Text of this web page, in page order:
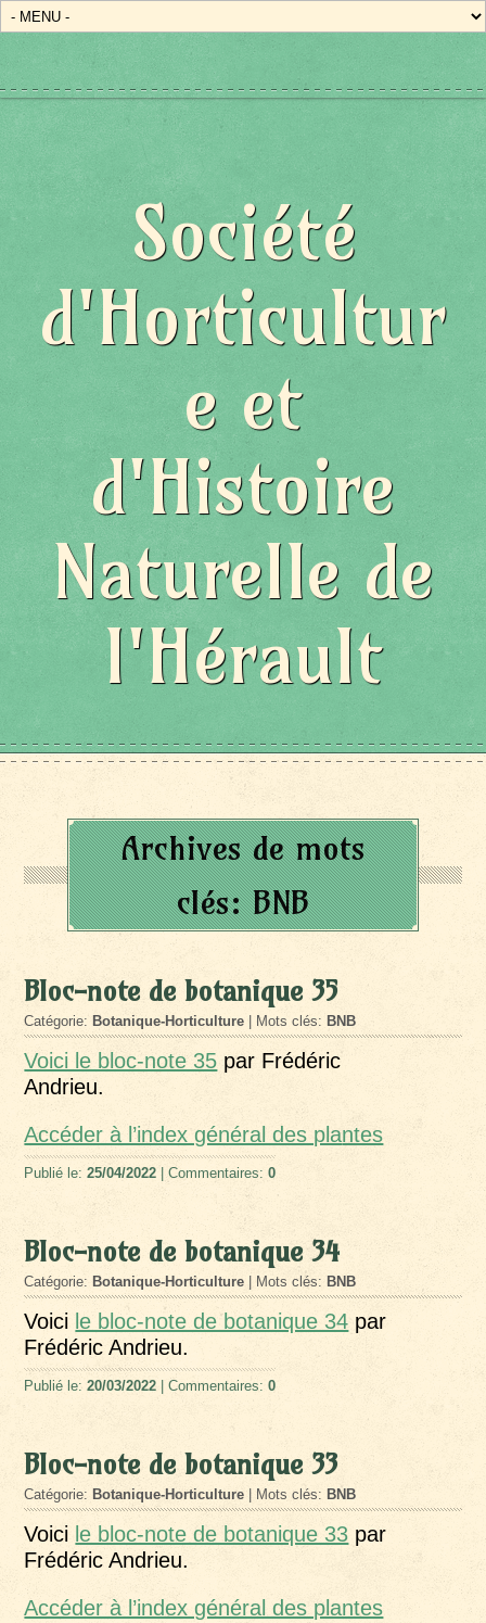
Société
d'Horticultur
e et
d'Histoire
Naturelle de
l'Hérault
Archives de mots
clés:BNB
Bloc-note de botanique 35
Catégorie: Botanique-Horticulture | Mots clés: BNB
Voici le bloc-note 35 par Frédéric
Andrieu.
Accéder à l’index général des plantes
Publié le:25/04/2022 | Commentaires:0
Bloc-note de botanique 34
Catégorie: Botanique-Horticulture | Mots clés: BNB
Voici le bloc-note de botanique 34 par
Frédéric Andrieu.
Publié le:20/03/2022 | Commentaires:0
Bloc-note de botanique 33
Catégorie: Botanique-Horticulture | Mots clés: BNB
Voici le bloc-note de botanique 33 par
Frédéric Andrieu.
Accéder à l’index général des plantes